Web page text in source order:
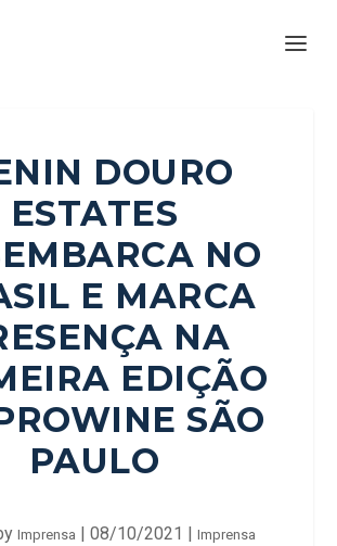
DOURO
ESTATES
NO
E MARCA
NA
EDIÇÃO
SÃO
PAULO
Imprensa | 08/10/2021 | Imprensa